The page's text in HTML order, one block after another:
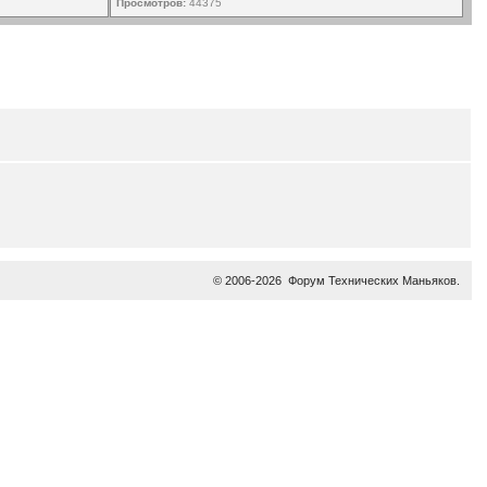
Просмотров: 44375
© 2006-2026Форум Технических Маньяков